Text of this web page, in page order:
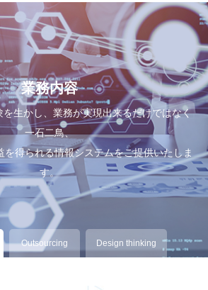
業務内容
生かし、業務が実現出来るだけではなく
一石二鳥、
を得られる情報システムをご提供いたしま
す。
Outsourcing Design thinking